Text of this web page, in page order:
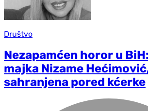
Društvo
Nezapamćen horor u
majka Nizame
sahranjena pored kćerke